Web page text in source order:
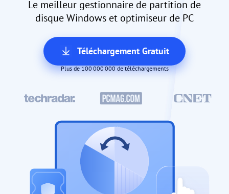
Le meilleur gestionnaire de partition de
disque Windows et optimiseur de PC
Téléchargement Gratuit
Plus de 100 000 000 de téléchargements